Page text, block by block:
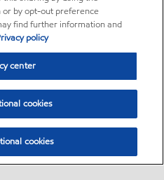
or by opt-out preference
find further information and
policy
center
cookies
cookies